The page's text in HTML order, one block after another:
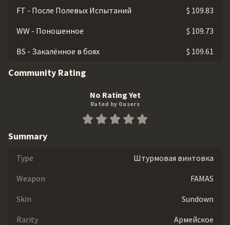
FT - После Полевых Испытаний
$ 109.83
WW - Поношенное
$ 109.73
BS - Закалённое в боях
$ 109.61
Community Rating
No Rating Yet
Rated by 0 users
Summary
Type
Штурмовая винтовка
Weapon
FAMAS
Skin
Sundown
Rarity
Армейское